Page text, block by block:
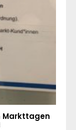
Markttagen